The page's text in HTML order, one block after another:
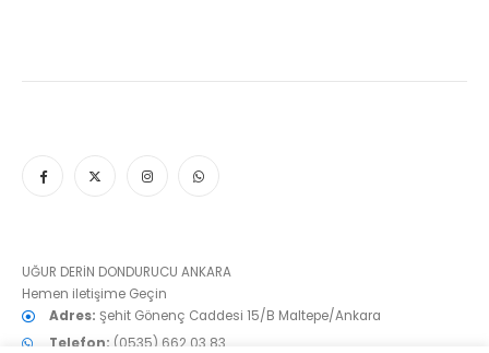
UĞUR DERİN DONDURUCU ANKARA
Hemen iletişime Geçin
Adres: Şehit Gönenç Caddesi 15/B Maltepe/Ankara
Telefon: (0535) 662 03 83